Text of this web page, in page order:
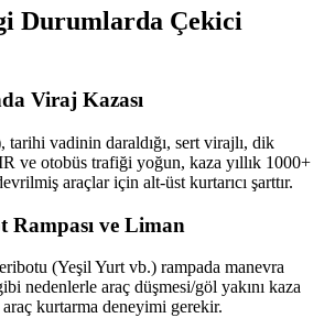
Durumlarda Çekici
Viraj Kazası
vadinin daraldığı, sert virajlı, dik
ve otobüs trafiği yoğun, kaza yıllık 1000+
araçlar için alt-üst kurtarıcı şarttır.
Rampası ve Liman
(Yeşil Yurt vb.) rampada manevra
nedenlerle araç düşmesi/göl yakını kaza
kurtarma deneyimi gerekir.